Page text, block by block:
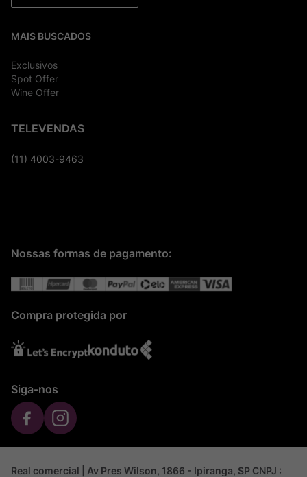
MAIS BUSCADOS
Exclusivos
Spot Offer
Wine Offer
TELEVENDAS
(11) 4003-9463
Nossas formas de pagamento:
Compra protegida por
Siga-nos
Real comercial | Av Pres Wilson, 1866 - Ipiranga, SP CNPJ :